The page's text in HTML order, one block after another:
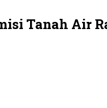
Tanah Air